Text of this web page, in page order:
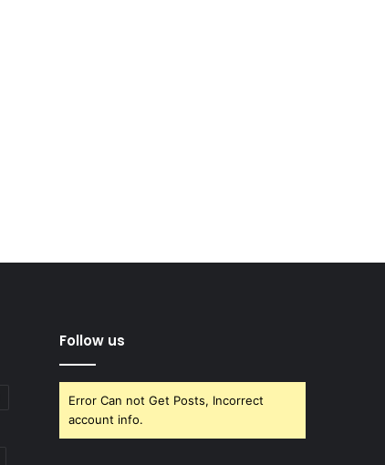
Follow us
Error Can not Get Posts, Incorrect
account info.